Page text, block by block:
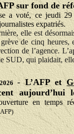
sur fond de
a voté, ce jeudi
expatriés.
elle est
de cinq heures,
de l’agence.
SUD, qui plaidait,
-L’AFPet
en